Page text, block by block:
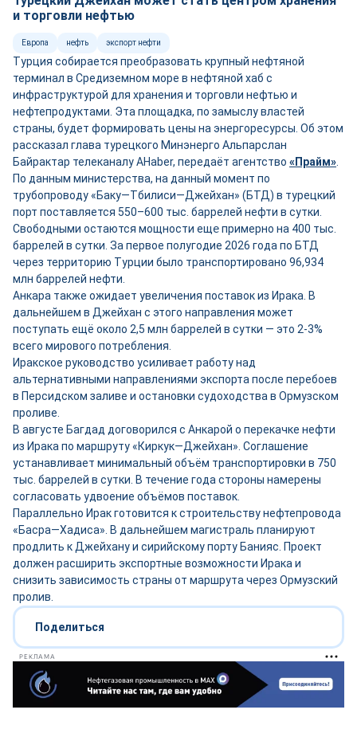
и торговли нефтью
Европа нефть экспорт нефти
Турция собирается преобразовать крупный нефтяной
терминал в Средиземном море в нефтяной хаб с
инфраструктурой для хранения и торговли нефтью и
нефтепродуктами. Эта площадка, по замыслу властей
страны, будет формировать цены на энергоресурсы. Об этом
рассказал глава турецкого Минэнерго Альпарслан
Байрактар телеканалу AHaber, передаёт агентство «Прайм»
По данным министерства, на данный момент по
трубопроводу «Баку—Тбилиси—Джейхан» (БТД) в турецкий
порт поставляется 550–600 тыс. баррелей нефти в сутки.
Свободными остаются мощности ещепримерно на 400 тыс.
баррелей в сутки. За первое полугодие 2026 года по БТД
через территорию Турции было транспортировано 96,934
млн баррелей нефти.
Анкара также ожидает увеличения поставок из Ирака. В
дальнейшем в Джейхан с этого направления может
поступать ещё около 2,5 млн баррелей в сутки — это 2-3%
всего мирового потребления.
Иракское руководство усиливает работу над
альтернативными направлениями экспорта после перебоев
в Персидском заливе и остановки судоходства в Ормузском
проливе.
В августе Багдад договорился с Анкарой о перекачке нефти
из Ирака по маршруту «Киркук—Джейхан». Соглашение
устанавливает минимальный объём транспортировки в 750
тыс. баррелей в сутки. В течение года стороны намерены
согласовать удвоение объёмов поставок.
Параллельно Ирак готовится к строительству нефтепровода
«Басра—Хадиса». В дальнейшем магистраль планируют
продлить к Джейхану и сирийскому порту Банияс. Проект
должен расширить экспортные возможности Ирака и
снизить зависимость страны от маршрута через Ормузский
пролив.
Поделиться
РЕКЛАМА